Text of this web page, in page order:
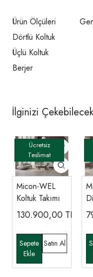
Ürün Ölçüleri
Dörtlü Koltuk
Üçlü Koltuk
Berjer
İlginizi
Micon-WEL
Koltuk Takımı
130.900,00 TL